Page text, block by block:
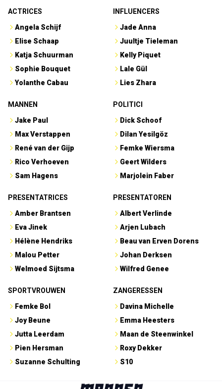
ACTRICES
Angela Schijf
Elise Schaap
Katja Schuurman
Sophie Bouquet
Yolanthe Cabau
INFLUENCERS
Jade Anna
Juultje Tieleman
Kelly Piquet
Lale Gül
Lies Zhara
MANNEN
Jake Paul
Max Verstappen
René van der Gijp
Rico Verhoeven
Sam Hagens
POLITICI
Dick Schoof
Dilan Yesilgöz
Femke Wiersma
Geert Wilders
Marjolein Faber
PRESENTATRICES
Amber Brantsen
Eva Jinek
Hélène Hendriks
Malou Petter
Welmoed Sijtsma
PRESENTATOREN
Albert Verlinde
Arjen Lubach
Beau van Erven Dorens
Johan Derksen
Wilfred Genee
SPORTVROUWEN
Femke Bol
Joy Beune
Jutta Leerdam
Pien Hersman
Suzanne Schulting
ZANGERESSEN
Davina Michelle
Emma Heesters
Maan de Steenwinkel
Roxy Dekker
S10